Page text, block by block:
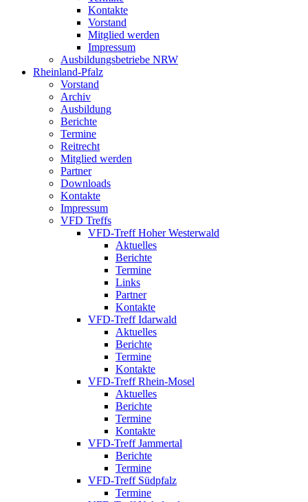
Kontakte
Vorstand
Mitglied werden
Impressum
Ausbildungsbetriebe NRW
Rheinland-Pfalz
Vorstand
Archiv
Ausbildung
Berichte
Termine
Reitrecht
Mitglied werden
Partner
Downloads
Kontakte
Impressum
VFD Treffs
VFD-Treff Hoher Westerwald
Aktuelles
Berichte
Termine
Links
Partner
Kontakte
VFD-Treff Idarwald
Aktuelles
Berichte
Termine
Kontakte
VFD-Treff Rhein-Mosel
Aktuelles
Berichte
Termine
Kontakte
VFD-Treff Jammertal
Berichte
Termine
VFD-Treff Südpfalz
Termine